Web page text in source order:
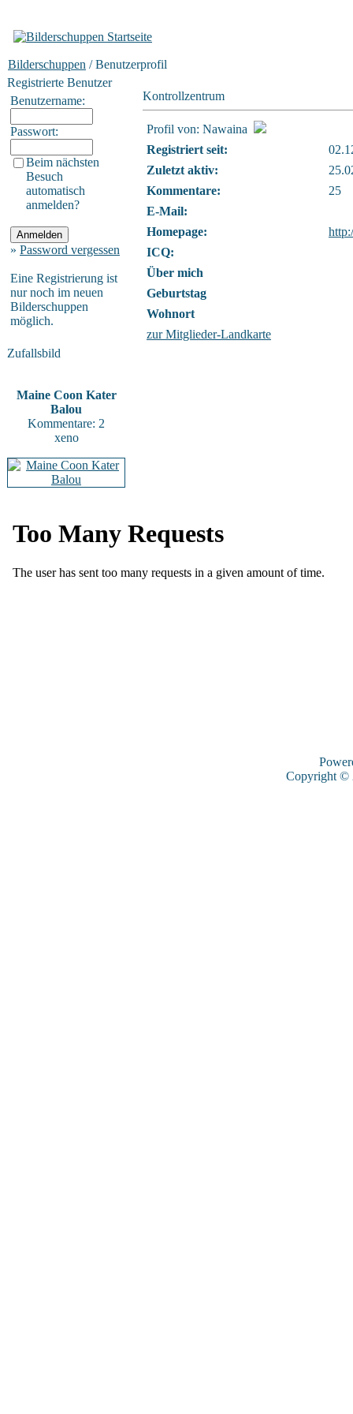
Bilderschuppen / Benutzerprofil
Registrierte Benutzer
Benutzername:
Passwort:
Beim nächsten
Besuch
automatisch
anmelden?
» Password vergessen
Eine Registrierung ist
nur noch im neuen
Bilderschuppen
möglich.
Zufallsbild
Maine Coon Kater
Balou
Kommentare: 2
xeno
Kontrollzentrum
Profil von: Nawaina
Registriert seit:
Zuletzt aktiv:
Kommentare:
25
E-Mail:
Homepage:
ICQ:
Über mich
Geburtstag
Wohnort
zur Mitglieder-Landkarte
Copyright ©